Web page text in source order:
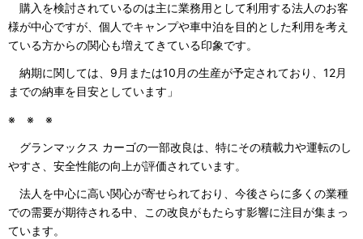
購入を検討されているのは主に業務用として利用する法人のお客
様が中心ですが、個人でキャンプや車中泊を目的とした利用を考え
ている方からの関心も増えてきている印象です。
納期に関しては、9月または10月の生産が予定されており、12月
までの納車を目安としています」
※ ※ ※
グランマックス カーゴの一部改良は、特にその積載力や運転のし
やすさ、安全性能の向上が評価されています。
法人を中心に高い関心が寄せられており、今後さらに多くの業種
での需要が期待される中、この改良がもたらす影響に注目が集まっ
ています。